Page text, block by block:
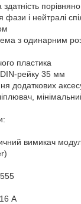
і нейтралі
з одинарним
пластика
рейку 35 мм
додаткових
вимикач
А